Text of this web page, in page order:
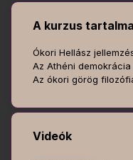
A kurzus tartalma
Ókori Hellász
Az Athéni
Az ókori görög
Videók